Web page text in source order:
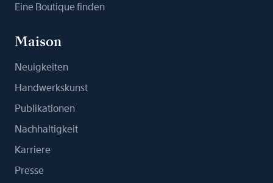
Eine Boutique finden
Maison
Neuigkeiten
Handwerkskunst
Publikationen
Nachhaltigkeit
Karriere
Presse